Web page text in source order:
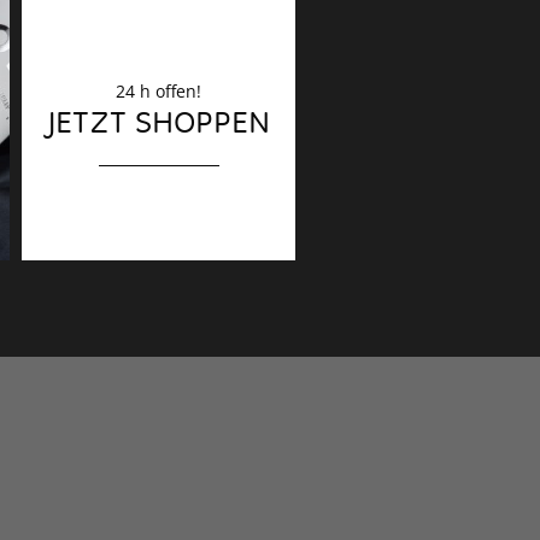
Dekoration
Finaler Schliff
24 h offen!
JETZT SHOPPEN